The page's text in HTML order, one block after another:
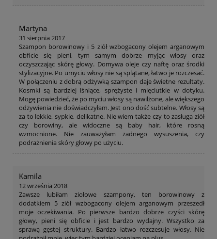
Martyna
31 sierpnia 2017
Szampon borowinowy i 5 ziół wzbogacony olejem arganowym
obficie się pieni, tym samym dobrze myjąc włosy oraz
oczyszczając skórę głowy. Domywa oleje czy naftę oraz środki
stylizacyjne. Po umyciu włosy nie są splątane, łatwo je rozczesać.
W połączeniu z dobrą odżywką szampon daje świetne rezultaty.
Kosmki są bardziej lśniące, sprężyste i mięciutkie w dotyku.
Mogę powiedzieć, że po myciu włosy są nawilżone, ale większego
odżywienia nie doświadczyłam. Jest ono dość subtelne. Włosy są
za to lekkie, sypkie, delikatne. Nie wiem także czy to zasługa ziół
czy borowiny, ale widoczne są baby hair, które rosną
wzmocnione. Nie zauważyłam żadnego wysuszenia, czy
podrażnienia skóry głowy po użyciu.
Kamila
12 września 2018
Zawsze lubiłam ziołowe szampony, ten borowinowy z
dodatkiem 5 ziół wzbogacony olejem arganowym przeszedł
moje oczekiwania. Po pierwsze bardzo dobrze czyści skórę
głowy, pieni się obficie i jest bardzo wydajny. Wszystko za
sprawą gęstej struktury. Bardzo łatwo rozczesuje włosy. Nie